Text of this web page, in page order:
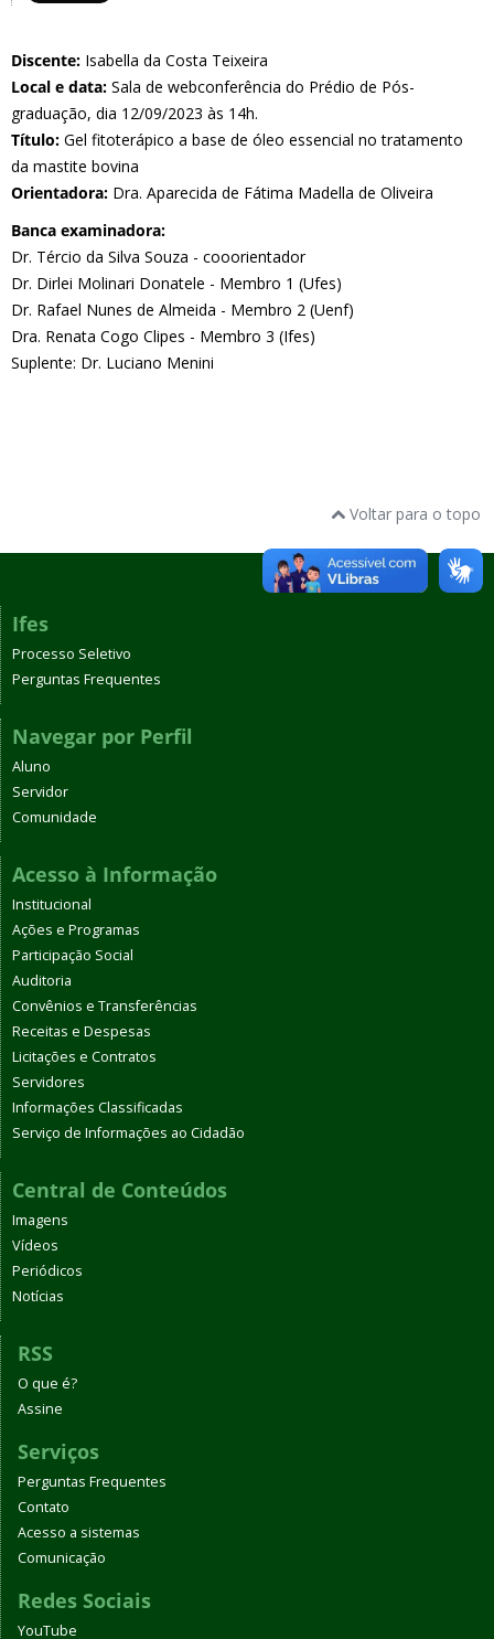
Discente: Isabella da Costa Teixeira
Local e data: Sala de webconferência do Prédio de Pós-
graduação, dia 12/09/2023 às 14h.
Título: Gel fitoterápico a base de óleo essencial no tratamento
da mastite bovina
Orientadora: Dra. Aparecida de Fátima Madella de Oliveira
Banca examinadora:
Dr. Tércio da Silva Souza - cooorientador
Dr. Dirlei Molinari Donatele - Membro 1 (Ufes)
Dr. Rafael Nunes de Almeida - Membro 2 (Uenf)
Dra. Renata Cogo Clipes - Membro 3 (Ifes)
Suplente: Dr. Luciano Menini
Voltar para o topo
Ifes
Processo Seletivo
Perguntas Frequentes
Navegar por Perfil
Aluno
Servidor
Comunidade
Acesso à Informação
Institucional
Ações e Programas
Participação Social
Auditoria
Convênios e Transferências
Receitas e Despesas
Licitações e Contratos
Servidores
Informações Classificadas
Serviço de Informações ao Cidadão
Central de Conteúdos
Imagens
Vídeos
Periódicos
Notícias
RSS
O que é?
Assine
Serviços
Perguntas Frequentes
Contato
Acesso a sistemas
Comunicação
Redes Sociais
YouTube